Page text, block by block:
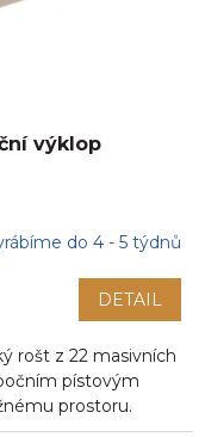
výklop
do 4 - 5 týdnů
DETAIL
rošt z 22 masivních
pístovým
prostoru.